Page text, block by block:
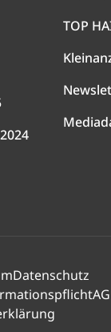
TOP
Datenschutz